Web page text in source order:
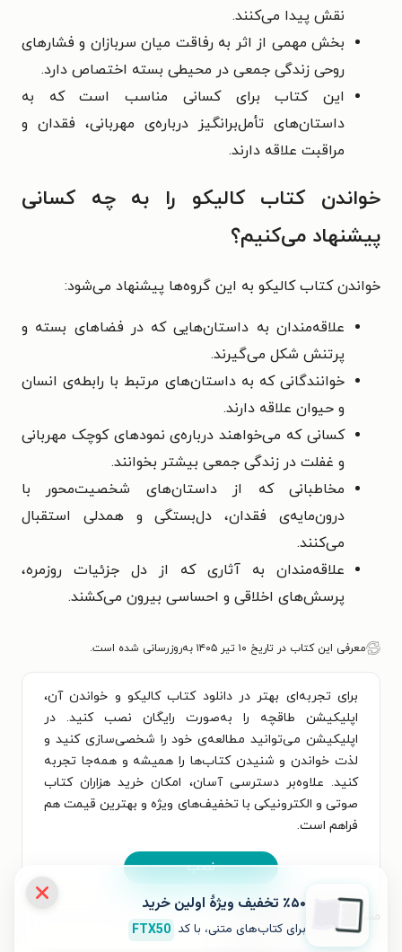
نقش پیدا می‌کنند.
بخش مهمی از اثر به رفاقت میان سربازان و فشارهای
روحی زندگی جمعی در محیطی بسته اختصاص دارد.
این کتاب برای کسانی مناسب است که به
داستان‌های تأمل‌برانگیز درباره‌ی مهربانی، فقدان و
مراقبت علاقه دارند.
خواندن کتاب کالیکو را به چه کسانی
پیشنهاد می‌کنیم؟
خواندن کتاب کالیکو به این گروه‌ها پیشنهاد می‌شود:
علاقه‌مندان به داستان‌هایی که در فضاهای بسته و
پرتنش شکل می‌گیرند.
خوانندگانی که به داستان‌های مرتبط با رابطه‌ی انسان
و حیوان علاقه دارند.
کسانی که می‌خواهند درباره‌ی نمودهای کوچک مهربانی
و غفلت در زندگی جمعی بیشتر بخوانند.
مخاطبانی که از داستان‌های شخصیت‌محور با
درون‌مایه‌ی فقدان، دل‌بستگی و همدلی استقبال
می‌کنند.
علاقه‌مندان به آثاری که از دل جزئیات روزمره،
پرسش‌های اخلاقی و احساسی بیرون می‌کشند.
معرفی این کتاب در تاریخ ۱۰ تیر ۱۴۰۵ به‌روزرسانی شده است.
برای تجربه‌ای بهتر در دانلود کتاب کالیکو و خواندن آن،
اپلیکیشن طاقچه را به‌صورت رایگان نصب کنید. در
اپلیکیشن می‌توانید مطالعه‌ی خود را شخصی‌سازی کنید و
لذت خواندن و شنیدن کتاب‌ها را همیشه و همه‌جا تجربه
کنید. علاوه‌بر دسترسی آسان، امکان خرید هزاران کتاب
صوتی و الکترونیکی با تخفیف‌های ویژه و بهترین قیمت هم
فراهم است.
نصب
مشخصات کتاب الکترونیکی
٪۵۰ تخفیف ویژۀ اولین خرید
برای کتاب‌های متنی، با کد FTX50